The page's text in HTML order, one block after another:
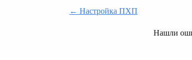
← Настройка ПХП
Нашли